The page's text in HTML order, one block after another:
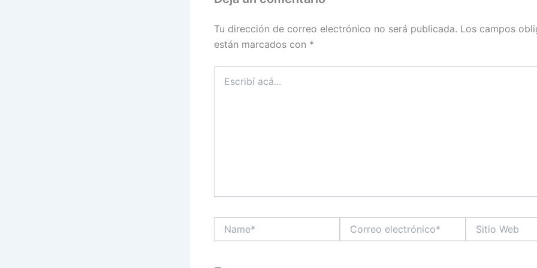
Tu dirección de correo electrónico no será publicada. Los campos
están marcados con *
acá...
electrónico*
Web